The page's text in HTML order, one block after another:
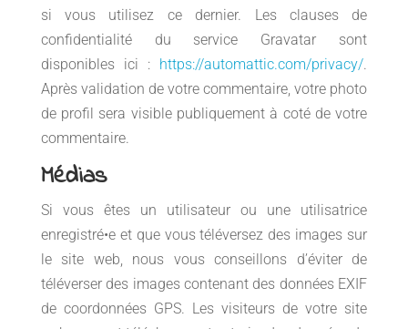
si vous utilisez ce dernier. Les clauses de
confidentialité du service Gravatar sont
disponibles ici : https://automattic.com/privacy/.
Après validation de votre commentaire, votre photo
de profil sera visible publiquement à coté de votre
commentaire.
Médias
Si vous êtes un utilisateur ou une utilisatrice
enregistré•e et que vous téléversez des images sur
le site web, nous vous conseillons d’éviter de
téléverser des images contenant des données EXIF
de coordonnées GPS. Les visiteurs de votre site